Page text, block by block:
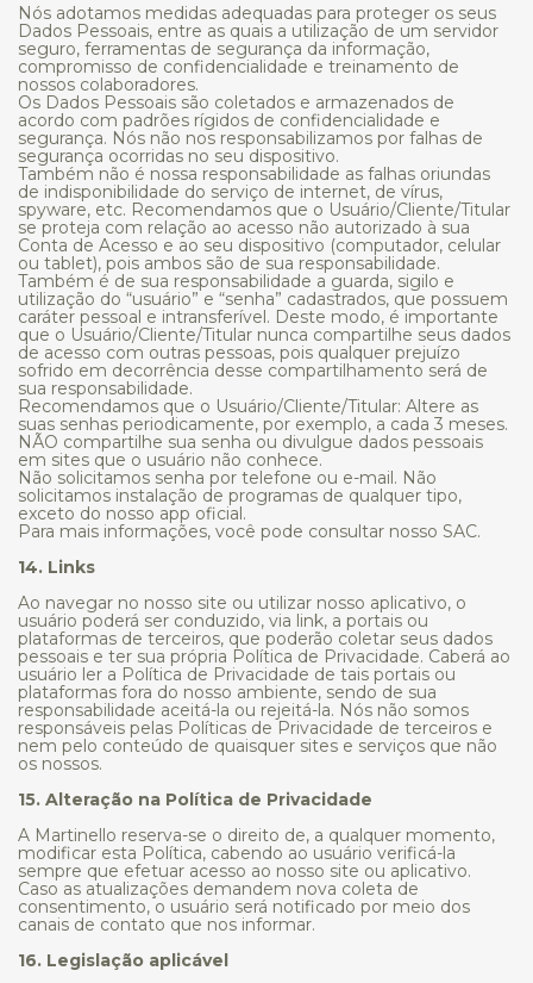
Nós adotamos medidas adequadas para proteger os seus
Dados Pessoais, entre as quais a utilização de um servidor
seguro, ferramentas de segurança da informação,
compromisso de confidencialidade e treinamento de
nossos colaboradores.
Os Dados Pessoais são coletados e armazenados de
acordo com padrões rígidos de confidencialidade e
segurança. Nós não nos responsabilizamos por falhas de
segurança ocorridas no seu dispositivo.
Também não é nossa responsabilidade as falhas oriundas
de indisponibilidade do serviço de internet, de vírus,
spyware, etc. Recomendamos que o Usuário/Cliente/Titular
se proteja com relação ao acesso não autorizado à sua
Conta de Acesso e ao seu dispositivo (computador, celular
ou tablet), pois ambos são de sua responsabilidade.
Também é de sua responsabilidade a guarda, sigilo e
utilização do “usuário” e “senha” cadastrados, que possuem
caráter pessoal e intransferível. Deste modo, é importante
que o Usuário/Cliente/Titular nunca compartilhe seus dados
de acesso com outras pessoas, pois qualquer prejuízo
sofrido em decorrência desse compartilhamento será de
sua responsabilidade.
Recomendamos que o Usuário/Cliente/Titular: Altere as
suas senhas periodicamente, por exemplo, a cada 3 meses.
NÃO compartilhe sua senha ou divulgue dados pessoais
em sites que o usuário não conhece.
Não solicitamos senha por telefone ou e-mail. Não
solicitamos instalação de programas de qualquer tipo,
exceto do nosso app oficial.
Para mais informações, você pode consultar nosso SAC.
14. Links
Ao navegar no nosso site ou utilizar nosso aplicativo, o
usuário poderá ser conduzido, via link, a portais ou
plataformas de terceiros, que poderão coletar seus dados
pessoais e ter sua própria Política de Privacidade. Caberá ao
usuário ler a Política de Privacidade de tais portais ou
plataformas fora do nosso ambiente, sendo de sua
responsabilidade aceitá-la ou rejeitá-la. Nós não somos
responsáveis pelas Políticas de Privacidade de terceiros e
nem pelo conteúdo de quaisquer sites e serviços que não
os nossos.
15. Alteração na Política de Privacidade
A Martinello reserva-se o direito de, a qualquer momento,
modificar esta Política, cabendo ao usuário verificá-la
sempre que efetuar acesso ao nosso site ou aplicativo.
Caso as atualizações demandem nova coleta de
consentimento, o usuário será notificado por meio dos
canais de contato que nos informar.
16. Legislação aplicável